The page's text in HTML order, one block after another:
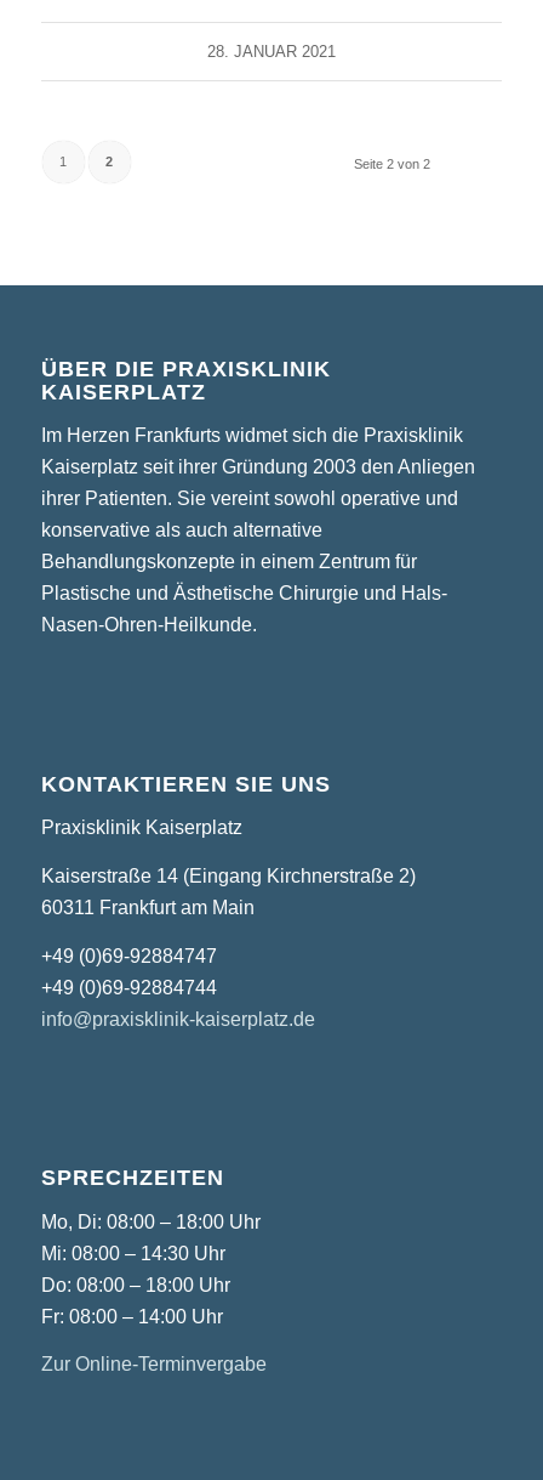
28. JANUAR 2021
Seite 2 von 2
1 2
ÜBER DIE PRAXISKLINIK
KAISERPLATZ
Im Herzen Frankfurts widmet sich die Praxisklinik
Kaiserplatz seit ihrer Gründung 2003 den Anliegen
ihrer Patienten. Sie vereint sowohl operative und
konservative als auch alternative
Behandlungskonzepte in einem Zentrum für
Plastische und Ästhetische Chirurgie und Hals-
Nasen-Ohren-Heilkunde.
KONTAKTIEREN SIE UNS
Praxisklinik Kaiserplatz
Kaiserstraße 14 (Eingang Kirchnerstraße 2)
60311 Frankfurt am Main
+49 (0)69-92884747
+49 (0)69-92884744
info@praxisklinik-kaiserplatz.de
SPRECHZEITEN
Mo, Di: 08:00 – 18:00 Uhr
Mi: 08:00 – 14:30 Uhr
Do: 08:00 – 18:00 Uhr
Fr: 08:00 – 14:00 Uhr
Zur Online-Terminvergabe